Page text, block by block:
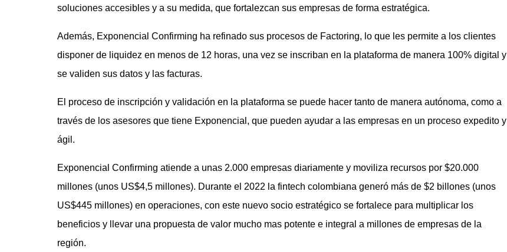
soluciones accesibles y a su medida, que fortalezcan sus empresas de forma estratégica.
Además, Exponencial Confirming ha refinado sus procesos de Factoring, lo que les permite a los clientes
disponer de liquidez en menos de 12 horas, una vez se inscriban en la plataforma de manera 100% digital y
se validen sus datos y las facturas.
El proceso de inscripción y validación en la plataforma se puede hacer tanto de manera autónoma, como a
través de los asesores que tiene Exponencial, que pueden ayudar a las empresas en un proceso expedito y
ágil.
Exponencial Confirming atiende a unas 2.000 empresas diariamente y moviliza recursos por $20.000
millones (unos US$4,5 millones). Durante el 2022 la fintech colombiana generó más de $2 billones (unos
US$445 millones) en operaciones, con este nuevo socio estratégico se fortalece para multiplicar los
beneficios y llevar una propuesta de valor mucho mas potente e integral a millones de empresas de la
región.